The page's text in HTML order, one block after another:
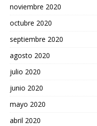
noviembre 2020
octubre 2020
septiembre 2020
agosto 2020
julio 2020
junio 2020
mayo 2020
abril 2020